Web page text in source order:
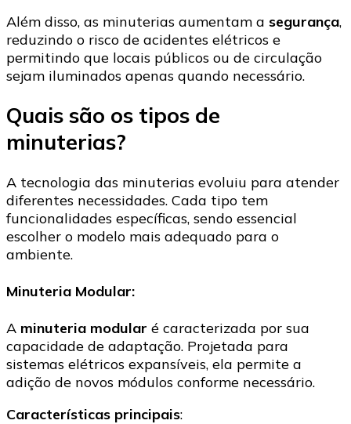
Além disso, as minuterias aumentam a segurança,
reduzindo o risco de acidentes elétricos e
permitindo que locais públicos ou de circulação
sejam iluminados apenas quando necessário.
Quais são os tipos de
minuterias?
A tecnologia das minuterias evoluiu para atender
diferentes necessidades. Cada tipo tem
funcionalidades específicas, sendo essencial
escolher o modelo mais adequado para o
ambiente.
Minuteria Modular:
A minuteria modular é caracterizada por sua
capacidade de adaptação. Projetada para
sistemas elétricos expansíveis, ela permite a
adição de novos módulos conforme necessário.
Características principais: